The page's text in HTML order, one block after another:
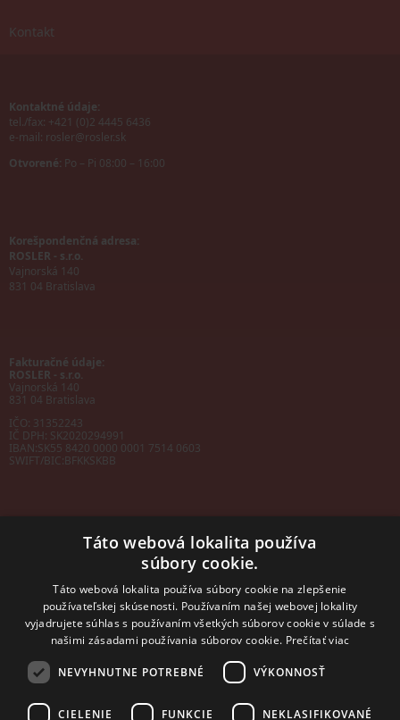
Kontakt
Kontaktné údaje:
tel./fax: +421 (0)2 4445 6436
e-mail: rosler@rosler.sk
Otvorené: Po – Pi 08:00 – 16:00
Korešpondenčná adresa:
ROSLER - s.r.o.
Vajnorská 140
831 04 Bratislava
Fakturačné údaje:
ROSLER - s.r.o.
Vajnorská 140
831 04 Bratislava
IČO: 31352243
IČ DPH: SK2020294991
IBAN:SK55 8420 0000 0001 7514 0603
SWIFT/BIC:BFKKSKBB
sales@rosler.sk
Regionálni zástupcovia
Západ a stred:
+421 903 728 402
Východ
mobil: +421 901 728 409
Táto webová lokalita používa
súbory cookie.
Táto webová lokalita používa súbory cookie na zlepšenie
používateľskej skúsenosti. Používaním našej webovej lokality
vyjadrujete súhlas s používaním všetkých súborov cookie v súlade s
našimi zásadami používania súborov cookie. Prečítať viac
NEVYHNUTNE POTREBNÉ VÝKONNOSŤ
CIELENIE FUNKCIE NEKLASIFIKOVANÉ